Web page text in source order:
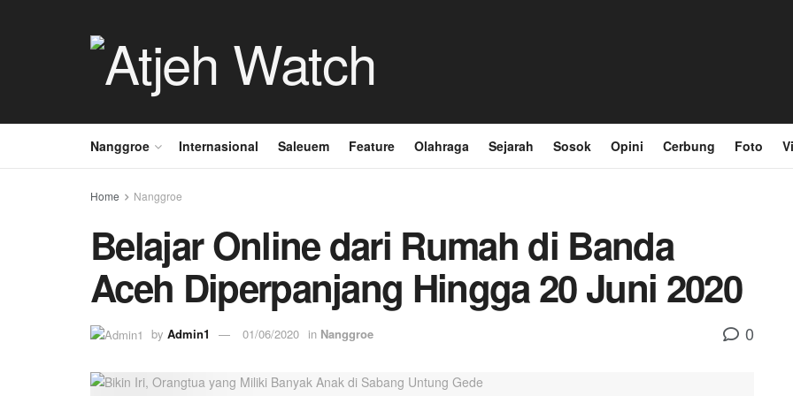
Nanggroe Internasional Saleuem Feature Olahraga Sejarah Sosok Opini Cerbung Foto
Home Nanggroe
Belajar Online dari Rumah di Banda
Aceh Diperpanjang Hingga 20 Juni 2020
by Admin1 01/06/2020 in Nanggroe 0